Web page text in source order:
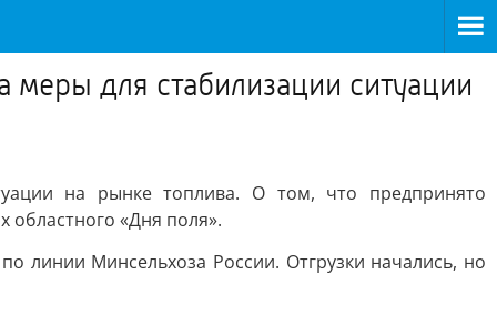
для стабилизации ситуации
на рынке топлива. О том, что предпринято
областного «Дня поля».
линии Минсельхоза России. Отгрузки начались, но